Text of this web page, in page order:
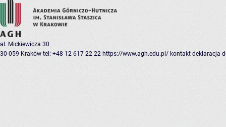
al. Mickiewicza 30
30-059 Kraków tel: +48 12 617 22 22 https://www.agh.edu.pl/ kontakt deklaracja